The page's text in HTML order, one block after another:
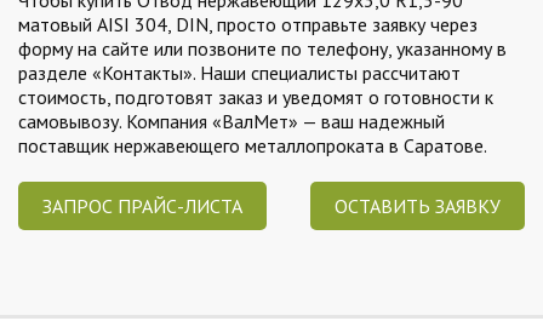
матовый AISI 304, DIN, просто отправьте заявку через
форму на сайте или позвоните по телефону, указанному в
разделе «Контакты». Наши специалисты рассчитают
стоимость, подготовят заказ и уведомят о готовности к
самовывозу. Компания «ВалМет» — ваш надежный
поставщик нержавеющего металлопроката в Саратове.
ЗАПРОС ПРАЙС-ЛИСТА ОСТАВИТЬ ЗАЯВКУ